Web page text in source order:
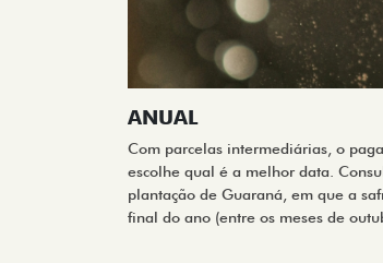
ANUAL
Com parcelas intermediárias, o
escolhe qual é a melhor data.
plantação de Guaraná, em que a
final do ano (entre os meses de